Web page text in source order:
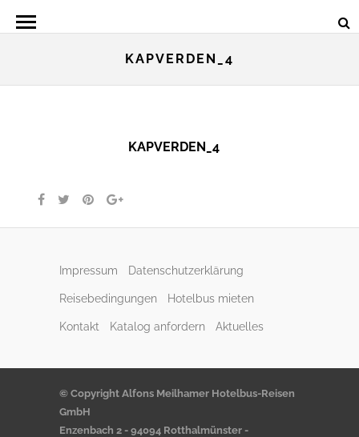
KAPVERDEN_4
KAPVERDEN_4
Impressum Datenschutzerklärung
Reisebedingungen Hotelbus mieten
Kontakt Katalog anfordern Aktuelles
© Copyright Alfons Meilhamer Hotelbus-Reisen
GmbH
Enzenbach 2 - 94094 Rotthalmünster -